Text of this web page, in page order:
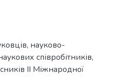
науково-
співробітників,
ІІ Міжнародної